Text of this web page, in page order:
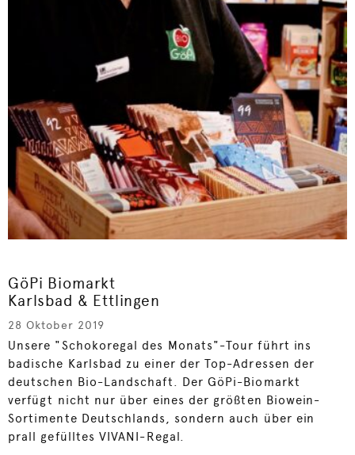
GöPi Biomarkt
Karlsbad & Ettlingen
28 Oktober 2019
Unsere "Schokoregal des Monats"-Tour führt ins
badische Karlsbad zu einer der Top-Adressen der
deutschen Bio-Landschaft. Der GöPi-Biomarkt
verfügt nicht nur über eines der größten Biowein-
Sortimente Deutschlands, sondern auch über ein
prall gefülltes VIVANI-Regal.